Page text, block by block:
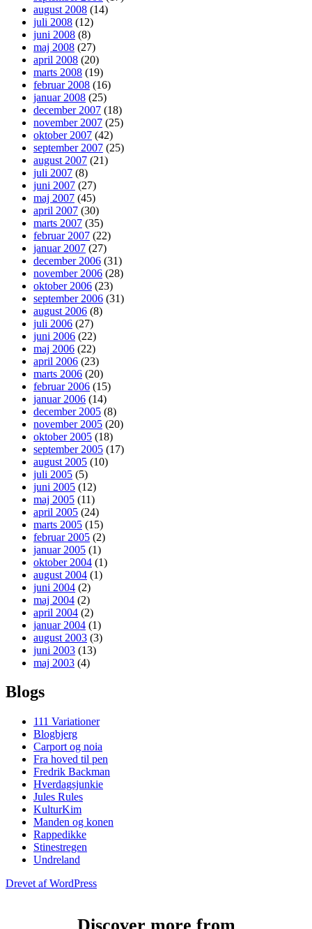
august 2008 (14)
juli 2008 (12)
juni 2008 (8)
maj 2008 (27)
april 2008 (20)
marts 2008 (19)
februar 2008 (16)
januar 2008 (25)
december 2007 (18)
november 2007 (25)
oktober 2007 (42)
september 2007 (25)
august 2007 (21)
juli 2007 (8)
juni 2007 (27)
maj 2007 (45)
april 2007 (30)
marts 2007 (35)
februar 2007 (22)
januar 2007 (27)
december 2006 (31)
november 2006 (28)
oktober 2006 (23)
september 2006 (31)
august 2006 (8)
juli 2006 (27)
juni 2006 (22)
maj 2006 (22)
april 2006 (23)
marts 2006 (20)
februar 2006 (15)
januar 2006 (14)
december 2005 (8)
november 2005 (20)
oktober 2005 (18)
september 2005 (17)
august 2005 (10)
juli 2005 (5)
juni 2005 (12)
maj 2005 (11)
april 2005 (24)
marts 2005 (15)
februar 2005 (2)
januar 2005 (1)
oktober 2004 (1)
august 2004 (1)
juni 2004 (2)
maj 2004 (2)
april 2004 (2)
januar 2004 (1)
august 2003 (3)
juni 2003 (13)
maj 2003 (4)
Blogs
111 Variationer
Blogbjerg
Carport og noia
Fra hoved til pen
Fredrik Backman
Hverdagsjunkie
Jules Rules
KulturKim
Manden og konen
Rappedikke
Stinestregen
Undreland
Drevet af WordPress